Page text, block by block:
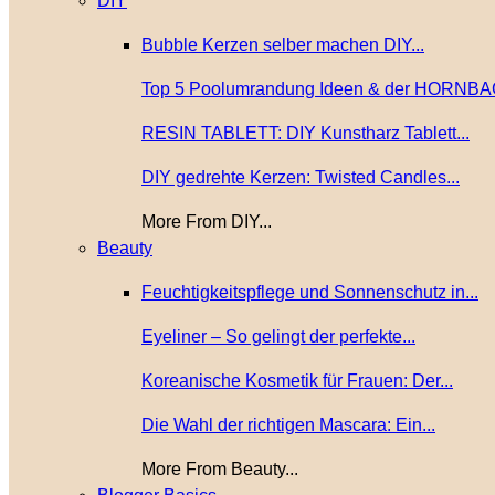
Bubble Kerzen selber machen DIY...
Top 5 Poolumrandung Ideen & der
RESIN TABLETT: DIY Kunstharz Tablett...
DIY gedrehte Kerzen: Twisted Candles...
More From DIY...
Beauty
Feuchtigkeitspflege und Sonnenschutz in...
Eyeliner – So gelingt der perfekte...
Koreanische Kosmetik für Frauen: Der...
Die Wahl der richtigen Mascara: Ein...
More From Beauty...